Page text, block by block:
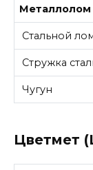
Металлолом
Стальной
Стружка
Чугун
Цветмет